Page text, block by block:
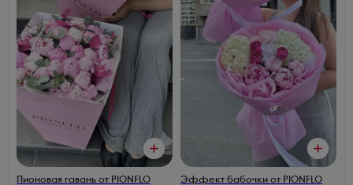
Пионовая гавань от PIONFLO Эффект бабочки от PIONFLO